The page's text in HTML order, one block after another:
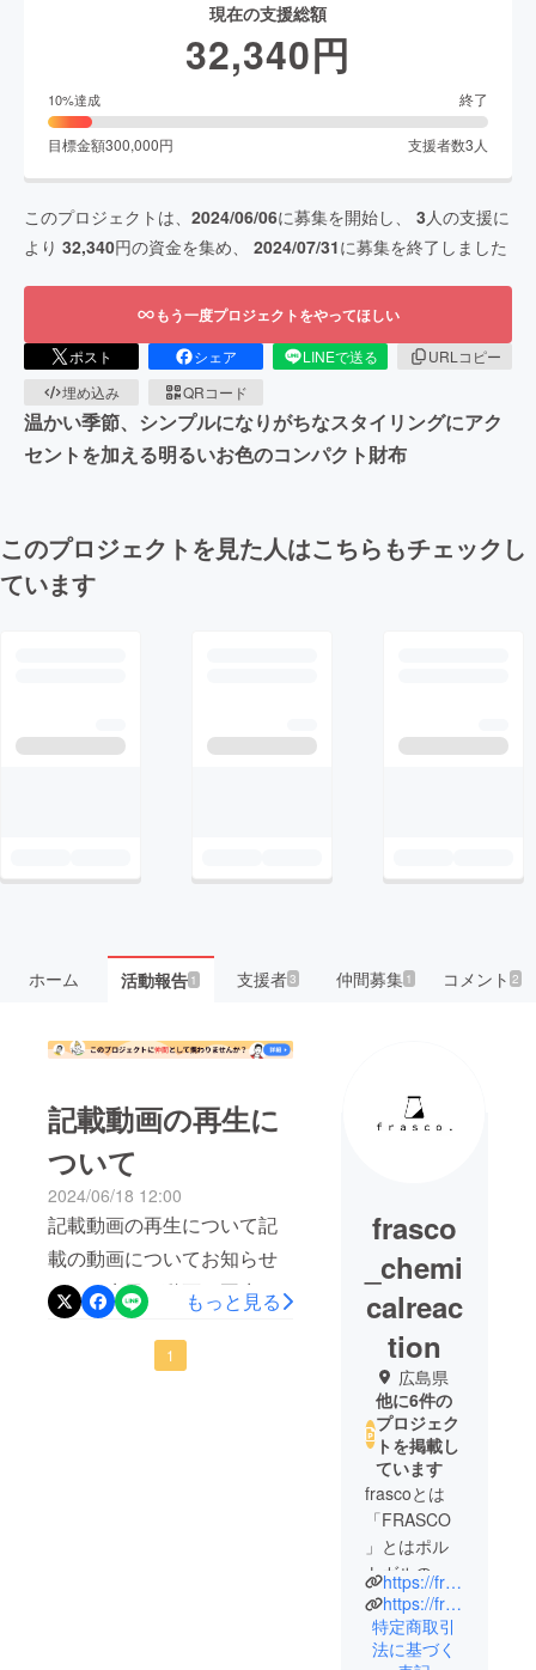
現在の支援総額
32,340円
10%達成 終了
目標金額300,000円 支援者数3 人
このプロジェクトは、 2024/06/06に募集を開始し、 3人の支援に
より 32,340円の資金を集め、 2024/07/31に募集を終了しました
もう一度プロジェクトをやってほしい
ポスト シェア LINEで送る
URLコピー
埋め込み
QRコード
温かい季節、シンプルになりがちなスタイリングにアク
セントを加える明るいお色のコンパクト財布
このプロジェクトを見た人はこちらもチェックし
ています
ホーム 活動報告1 支援者3 仲間募集 1 コメント2
記載動画の再生に
ついて
2024/06/18 12:00
記載動画の再生について記
載の動画についてお知らせ
です。先日、動画の再生ボ
タンを押しても再生ができ
ないというご意見を頂きま
もっと見る
1
frasco
_chemi
calreac
tion
広島県
他に6件の
プロジェク
トを掲載し
ています
frascoとは
「FRASCO
」とはポル
トガルの単
語で、化学
の場におい
て薬品と薬
https://frasco0401.thebase.in/
https://frasco.shop/
特定商取引
法に基づく